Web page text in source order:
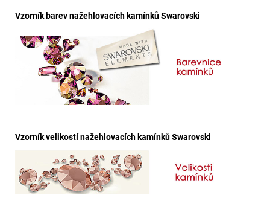
Vzorník barev nažehlovacích kamínků Swarovski
Vzorník velikostí nažehlovacích kamínků Swarovski